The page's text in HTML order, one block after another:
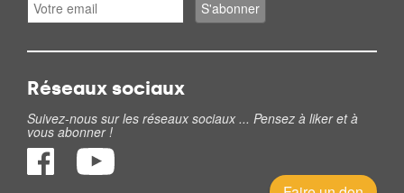
Réseaux sociaux
Suivez-nous sur les réseaux sociaux ... Pensez à liker et à
vous abonner !